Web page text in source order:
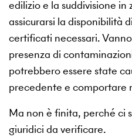
edilizio e la suddivisione
assicurarsi la disponibilità
certificati necessari.
presenza di
potrebbero essere state
precedente e comportare
Ma non è finita, perché ci
giuridici da verificare.